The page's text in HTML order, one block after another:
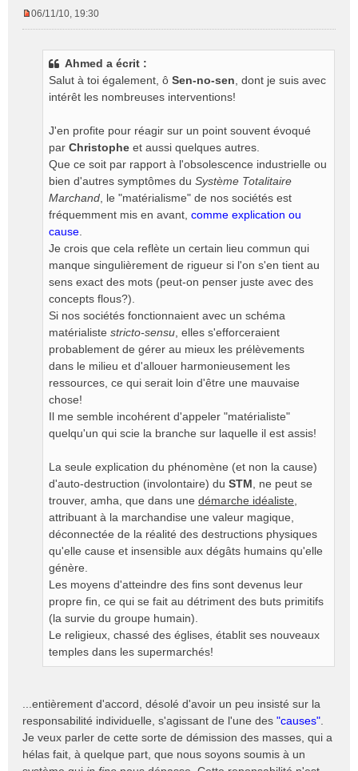
06/11/10, 19:30
Ahmed a écrit :
Salut à toi également, ô Sen-no-sen , dont je suis avec
intérêt les nombreuses interventions!
J'en profite pour réagir sur un point souvent évoqué
par Christophe et aussi quelques autres.
Que ce soit par rapport à l'obsolescence industrielle ou
bien d'autres symptômes du Système Totalitaire
Marchand , le "matérialisme" de nos sociétés est
fréquemment mis en avant, comme explication ou
cause
Je crois que cela reflète un certain lieu commun qui
manque singulièrement de rigueur si l'on s'en tient au
sens exact des mots (peut-on penser juste avec des
concepts flous?).
Si nos sociétés fonctionnaient avec un schéma
matérialiste stricto-sensu , elles s'efforceraient
probablement de gérer au mieux les prélèvements
dans le milieu et d'allouer harmonieusement les
ressources, ce qui serait loin d'être une mauvaise
chose!
Il me semble incohérent d'appeler "matérialiste"
quelqu'un qui scie la branche sur laquelle il est assis!
La seule explication du phénomène (et non la cause)
d'auto-destruction (involontaire) du STM , ne peut se
trouver, amha, que dans une démarche idéaliste
attribuant à la marchandise une valeur magique,
déconnectée de la réalité des destructions physiques
qu'elle cause et insensible aux dégâts humains qu'elle
génère.
Les moyens d'atteindre des fins sont devenus leur
propre fin, ce qui se fait au détriment des buts primitifs
(la survie du groupe humain).
Le religieux, chassé des églises, établit ses nouveaux
temples dans les supermarchés!
...entièrement d'accord, désolé d'avoir un peu insisté sur la
responsabilité individuelle, s'agissant de l'une des "causes"
Je veux parler de cette sorte de démission des masses, qui a
hélas fait, à quelque part, que nous soyons soumis à un